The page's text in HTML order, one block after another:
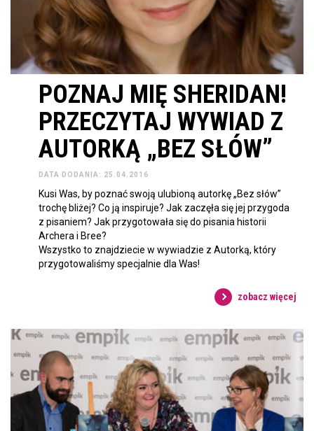
POZNAJ MIĘ SHERIDAN!
PRZECZYTAJ WYWIAD Z
AUTORKĄ „BEZ SŁÓW”
DATA DODANIA: 25.04.2016
Kusi Was, by poznać swoją ulubioną autorkę „Bez słów”
trochę bliżej? Co ją inspiruje? Jak zaczęła się jej przygoda
z pisaniem? Jak przygotowała się do pisania historii
Archera i Bree?
Wszystko to znajdziecie w wywiadzie z Autorką, który
przygotowaliśmy specjalnie dla Was!
zobacz więcej